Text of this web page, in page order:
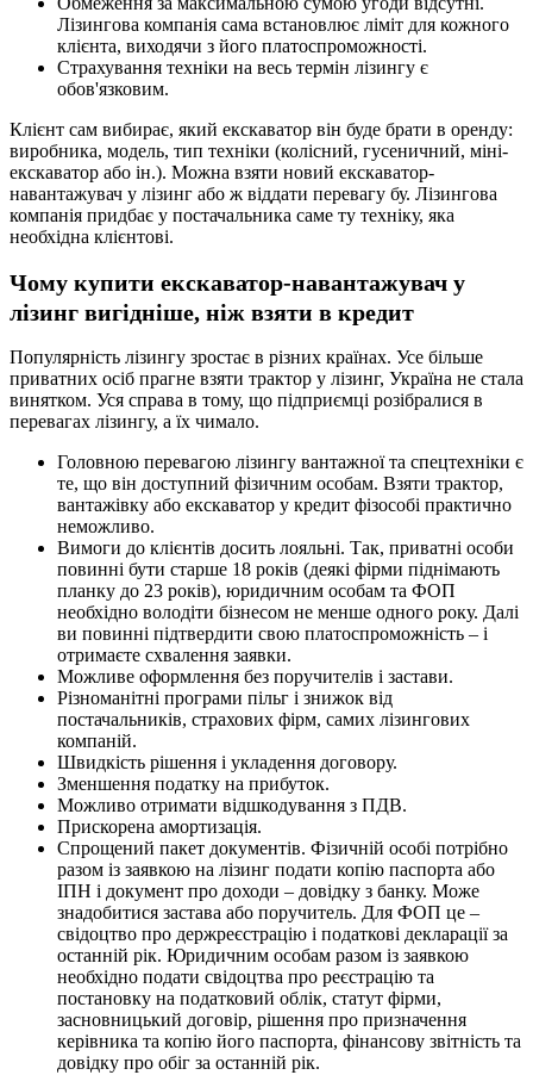
Лізингова компанія сама встановлює ліміт для кожного
клієнта, виходячи з його платоспроможності.
Страхування техніки на весь термін лізингу є
обов'язковим.
Клієнт сам вибирає, який екскаватор він буде брати в оренду:
виробника, модель, тип техніки (колісний, гусеничний, міні-
екскаватор або ін.). Можна взяти новий екскаватор-
навантажувач у лізинг або ж віддати перевагу бу. Лізингова
компанія придбає у постачальника саме ту техніку, яка
необхідна клієнтові.
Чому купити екскаватор-навантажувач у
лізинг вигідніше, ніж взяти в кредит
Популярність лізингу зростає в різних країнах. Усе більше
приватних осіб прагне взяти трактор у лізинг, Україна не стала
винятком. Уся справа в тому, що підприємці розібралися в
перевагах лізингу, а їх чимало.
Головною перевагою лізингу вантажної та спецтехніки є
те, що він доступний фізичним особам. Взяти трактор,
вантажівку або екскаватор у кредит фізособі практично
неможливо.
Вимоги до клієнтів досить лояльні. Так, приватні особи
повинні бути старше 18 років (деякі фірми піднімають
планку до 23 років), юридичним особам та ФОП
необхідно володіти бізнесом не менше одного року. Далі
ви повинні підтвердити свою платоспроможність – і
отримаєте схвалення заявки.
Можливе оформлення без поручителів і застави.
Різноманітні програми пільг і знижок від
постачальників, страхових фірм, самих лізингових
компаній.
Швидкість рішення і укладення договору.
Зменшення податку на прибуток.
Можливо отримати відшкодування з ПДВ.
Прискорена амортизація.
Спрощений пакет документів. Фізичній особі потрібно
разом із заявкою на лізинг подати копію паспорта або
ІПН і документ про доходи – довідку з банку. Може
знадобитися застава або поручитель. Для ФОП це –
свідоцтво про держреєстрацію і податкові декларації за
останній рік. Юридичним особам разом із заявкою
необхідно подати свідоцтва про реєстрацію та
постановку на податковий облік, статут фірми,
засновницький договір, рішення про призначення
керівника та копію його паспорта, фінансову звітність та
довідку про обіг за останній рік.